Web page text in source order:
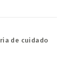
de cuidado